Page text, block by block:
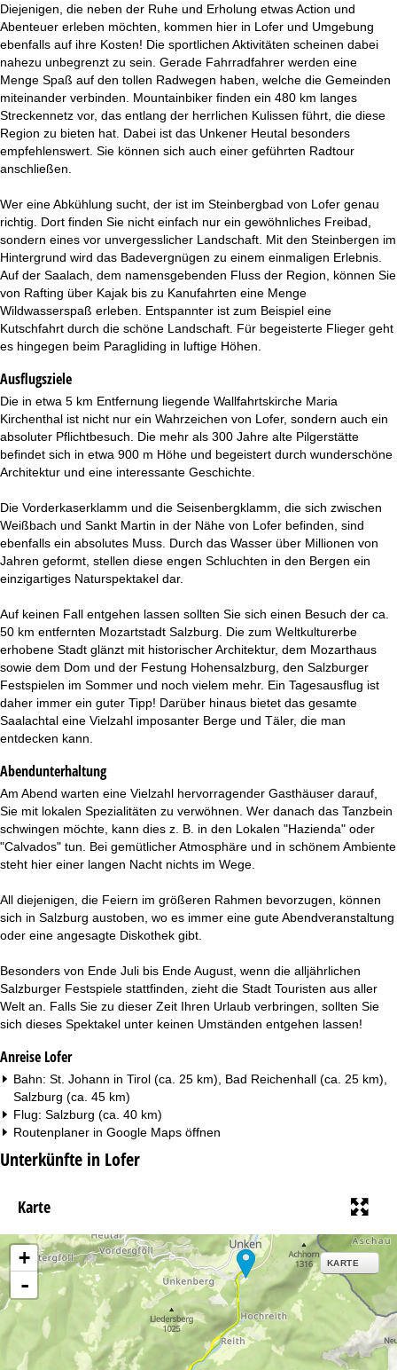
Diejenigen, die neben der Ruhe und Erholung etwas Action und
Abenteuer erleben möchten, kommen hier in Lofer und Umgebung
ebenfalls auf ihre Kosten! Die sportlichen Aktivitäten scheinen dabei
nahezu unbegrenzt zu sein. Gerade Fahrradfahrer werden eine
Menge Spaß auf den tollen Radwegen haben, welche die Gemeinden
miteinander verbinden. Mountainbiker finden ein 480 km langes
Streckennetz vor, das entlang der herrlichen Kulissen führt, die diese
Region zu bieten hat. Dabei ist das Unkener Heutal besonders
empfehlenswert. Sie können sich auch einer geführten Radtour
anschließen.
Wer eine Abkühlung sucht, der ist im Steinbergbad von Lofer genau
richtig. Dort finden Sie nicht einfach nur ein gewöhnliches Freibad,
sondern eines vor unvergesslicher Landschaft. Mit den Steinbergen im
Hintergrund wird das Badevergnügen zu einem einmaligen Erlebnis.
Auf der Saalach, dem namensgebenden Fluss der Region, können Sie
von Rafting über Kajak bis zu Kanufahrten eine Menge
Wildwasserspaß erleben. Entspannter ist zum Beispiel eine
Kutschfahrt durch die schöne Landschaft. Für begeisterte Flieger geht
es hingegen beim Paragliding in luftige Höhen.
Ausflugsziele
Die in etwa 5 km Entfernung liegende Wallfahrtskirche Maria
Kirchenthal ist nicht nur ein Wahrzeichen von Lofer, sondern auch ein
absoluter Pflichtbesuch. Die mehr als 300 Jahre alte Pilgerstätte
befindet sich in etwa 900 m Höhe und begeistert durch wunderschöne
Architektur und eine interessante Geschichte.
Die Vorderkaserklamm und die Seisenbergklamm, die sich zwischen
Weißbach und Sankt Martin in der Nähe von Lofer befinden, sind
ebenfalls ein absolutes Muss. Durch das Wasser über Millionen von
Jahren geformt, stellen diese engen Schluchten in den Bergen ein
einzigartiges Naturspektakel dar.
Auf keinen Fall entgehen lassen sollten Sie sich einen Besuch der ca.
50 km entfernten Mozartstadt Salzburg. Die zum Weltkulturerbe
erhobene Stadt glänzt mit historischer Architektur, dem Mozarthaus
sowie dem Dom und der Festung Hohensalzburg, den Salzburger
Festspielen im Sommer und noch vielem mehr. Ein Tagesausflug ist
daher immer ein guter Tipp! Darüber hinaus bietet das gesamte
Saalachtal eine Vielzahl imposanter Berge und Täler, die man
entdecken kann.
Abendunterhaltung
Am Abend warten eine Vielzahl hervorragender Gasthäuser darauf,
Sie mit lokalen Spezialitäten zu verwöhnen. Wer danach das Tanzbein
schwingen möchte, kann dies z. B. in den Lokalen "Hazienda" oder
"Calvados" tun. Bei gemütlicher Atmosphäre und in schönem Ambiente
steht hier einer langen Nacht nichts im Wege.
All diejenigen, die Feiern im größeren Rahmen bevorzugen, können
sich in Salzburg austoben, wo es immer eine gute Abendveranstaltung
oder eine angesagte Diskothek gibt.
Besonders von Ende Juli bis Ende August, wenn die alljährlichen
Salzburger Festspiele stattfinden, zieht die Stadt Touristen aus aller
Welt an. Falls Sie zu dieser Zeit Ihren Urlaub verbringen, sollten Sie
sich dieses Spektakel unter keinen Umständen entgehen lassen!
Anreise Lofer
Bahn: St. Johann in Tirol (ca. 25 km), Bad Reichenhall (ca. 25 km),
Salzburg (ca. 45 km)
Flug: Salzburg (ca. 40 km)
Routenplaner in Google Maps öffnen
Unterkünfte in Lofer
Karte
+
-
KARTE